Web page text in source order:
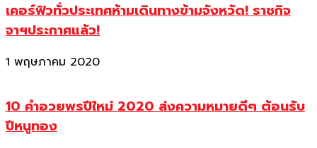
เคอร์ฟิวทั่วประเทศห้ามเดินทางข้ามจังหวัด! ราชกิจ
จาฯประกาศแล้ว!
1 พฤษภาคม 2020
10 คำอวยพรปีใหม่ 2020 ส่งความหมายดีๆ ต้อนรับ
ปีหนูทอง